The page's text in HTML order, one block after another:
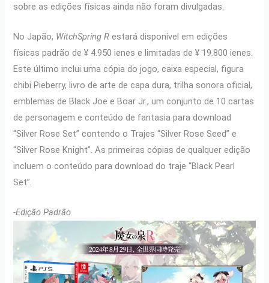
sobre as edições físicas ainda não foram divulgadas.
No Japão, WitchSpring R estará disponível em edições
físicas padrão de ¥ 4.950 ienes e limitadas de ¥ 19.800 ienes.
Este último inclui uma cópia do jogo, caixa especial, figura
chibi Pieberry, livro de arte de capa dura, trilha sonora oficial,
emblemas de Black Joe e Boar Jr., um conjunto de 10 cartas
de personagem e conteúdo de fantasia para download
“Silver Rose Set” contendo o Trajes “Silver Rose Seed” e
“Silver Rose Knight”. As primeiras cópias de qualquer edição
incluem o conteúdo para download do traje “Black Pearl
Set”.
-Edição Padrão